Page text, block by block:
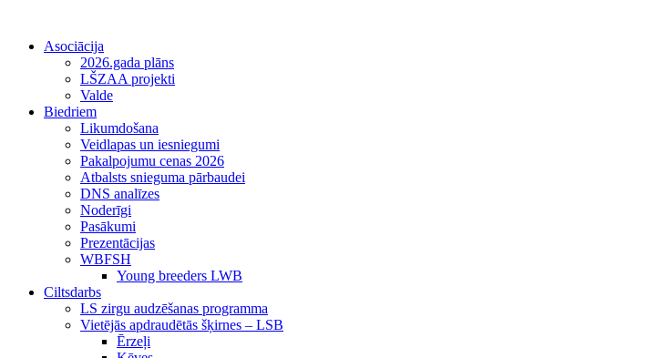
Asociācija
2026.gada plāns
LŠZAA projekti
Valde
Biedriem
Likumdošana
Veidlapas un iesniegumi
Pakalpojumu cenas 2026
Atbalsts snieguma pārbaudei
DNS analīzes
Noderīgi
Pasākumi
Prezentācijas
WBFSH
Young breeders LWB
Ciltsdarbs
LS zirgu audzēšanas programma
Vietējās apdraudētās šķirnes – LSB
Ērzeļi